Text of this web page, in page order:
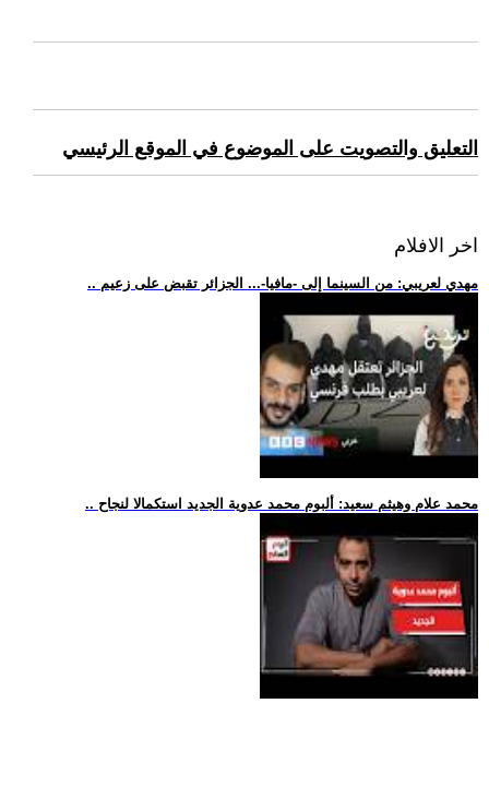
التعليق والتصويت على الموضوع في الموقع الرئيسي
اخر الافلام
.. مهدي لعريبي: من السينما إلى -مافيا-... الجزائر تقبض على زعيم
.. محمد علام وهيثم سعيد: ألبوم محمد عدوية الجديد استكمالا لنجاح